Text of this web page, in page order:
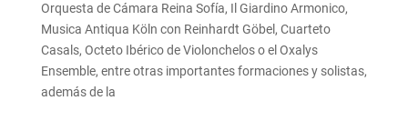
Orquesta de Cámara Reina Sofía, Il Giardino Armonico,
Musica Antiqua Köln con Reinhardt Göbel, Cuarteto
Casals, Octeto Ibérico de Violonchelos o el Oxalys
Ensemble, entre otras importantes formaciones y solistas,
además de la